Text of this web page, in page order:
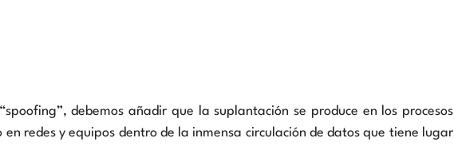
debemos añadir que la suplantación se produce en los procesos
redes y equipos dentro de la inmensa circulación de datos que tiene lugar